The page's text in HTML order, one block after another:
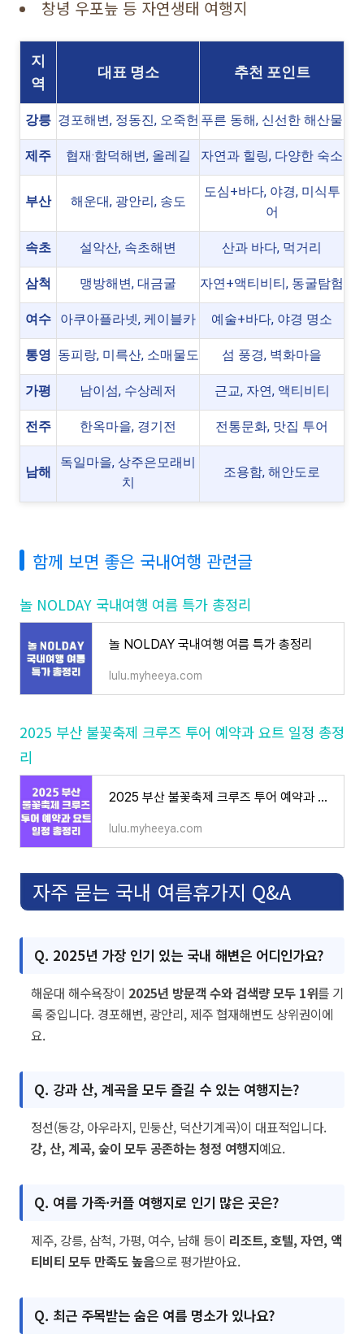
창녕 우포늪 등 자연생태 여행지
지
역
대표 명소 추천 포인트
강릉 경포해변, 정동진, 오죽헌 푸른 동해, 신선한 해산물
제주 협재·함덕해변, 올레길 자연과 힐링, 다양한 숙소
부산 해운대, 광안리, 송도
도심+바다, 야경, 미식투
어
속초 설악산, 속초해변 산과 바다, 먹거리
삼척 맹방해변, 대금굴 자연+액티비티, 동굴탐험
여수 아쿠아플라넷, 케이블카 예술+바다, 야경 명소
통영 동피랑, 미륵산, 소매물도 섬 풍경, 벽화마을
가평 남이섬, 수상레저 근교, 자연, 액티비티
전주 한옥마을, 경기전 전통문화, 맛집 투어
남해
독일마을, 상주은모래비
치
조용함, 해안도로
함께 보면 좋은 국내여행 관련글
놀 NOLDAY 국내여행 여름 특가 총정리
놀 NOLDAY 국내여행 여름 특가 총정리
lulu.myheeya.com
2025 부산 불꽃축제 크루즈 투어 예약과 요트 일정 총정
리
2025 부산 불꽃축제 크루즈 투어 예약과 요트 일정 총정리
lulu.myheeya.com
자주 묻는 국내 여름휴가지 Q&A
Q. 2025년 가장 인기 있는 국내 해변은 어디인가요?
해운대 해수욕장이 2025년 방문객 수와 검색량 모두 1위를 기
록 중입니다. 경포해변, 광안리, 제주 협재해변도 상위권이에
요.
Q. 강과 산, 계곡을 모두 즐길 수 있는 여행지는?
정선(동강, 아우라지, 민둥산, 덕산기계곡)이 대표적입니다.
강, 산, 계곡, 숲이 모두 공존하는 청정 여행지예요.
Q. 여름 가족·커플 여행지로 인기 많은 곳은?
제주, 강릉, 삼척, 가평, 여수, 남해 등이 리조트, 호텔, 자연, 액
티비티 모두 만족도 높음으로 평가받아요.
Q. 최근 주목받는 숨은 여름 명소가 있나요?